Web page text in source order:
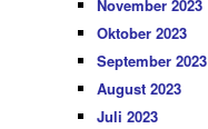
November 2023
Oktober 2023
September 2023
August 2023
Juli 2023